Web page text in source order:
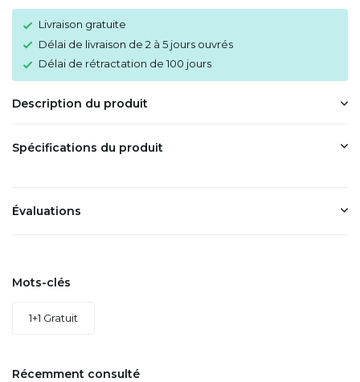
Livraison gratuite
Délai de livraison de 2 à 5 jours ouvrés
Délai de rétractation de 100 jours
Description du produit
Spécifications du produit
Évaluations
Mots-clés
1+1 Gratuit
Récemment consulté